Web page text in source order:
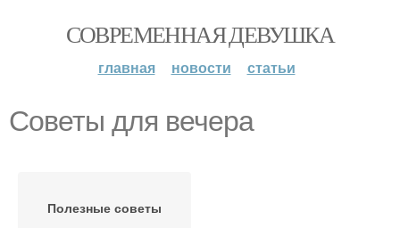
СОВРЕМЕННАЯ ДЕВУШКА
главная новости статьи
Советы для вечера
Полезные советы